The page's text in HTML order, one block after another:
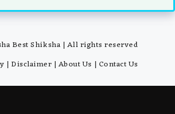
Best Shiksha | All rights reserved
|Disclaimer | About Us | Contact Us